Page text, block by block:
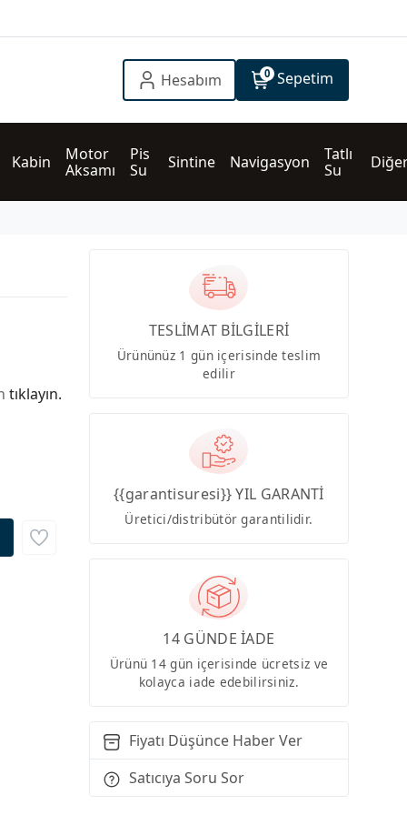
Hesabım 0 Sepetim
Kabin
Motor
Aksamı
Pis
Su
Sintine Navigasyon
Tatlı
Su
tıklayın.
TESLİMAT BİLGİLERİ
Ürününüz 1 gün içerisinde teslim
edilir
{{garantisuresi}} YIL GARANTİ
Üretici/distribütör garantilidir.
14 GÜNDE İADE
Ürünü 14 gün içerisinde ücretsiz ve
kolayca iade edebilirsiniz.
Fiyatı Düşünce Haber Ver
Satıcıya Soru Sor